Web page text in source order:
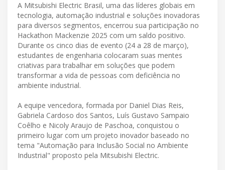
A Mitsubishi Electric Brasil, uma das líderes globais em
tecnologia, automação industrial e soluções inovadoras
para diversos segmentos, encerrou sua participação no
Hackathon Mackenzie 2025 com um saldo positivo.
Durante os cinco dias de evento (24 a 28 de março),
estudantes de engenharia colocaram suas mentes
criativas para trabalhar em soluções que podem
transformar a vida de pessoas com deficiência no
ambiente industrial.
A equipe vencedora, formada por Daniel Dias Reis,
Gabriela Cardoso dos Santos, Luís Gustavo Sampaio
Coêlho e Nicoly Araujo de Paschoa, conquistou o
primeiro lugar com um projeto inovador baseado no
tema "Automação para Inclusão Social no Ambiente
Industrial" proposto pela Mitsubishi Electric.